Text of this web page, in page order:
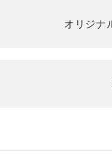
オリジナ